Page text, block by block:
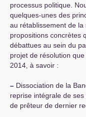
processus politique.
quelques-unes des
au rétablissement de
propositions concrètes
débattues au sein du
projet de résolution
2014, à savoir :
– Dissociation de la
reprise intégrale de
de prêteur de dernier